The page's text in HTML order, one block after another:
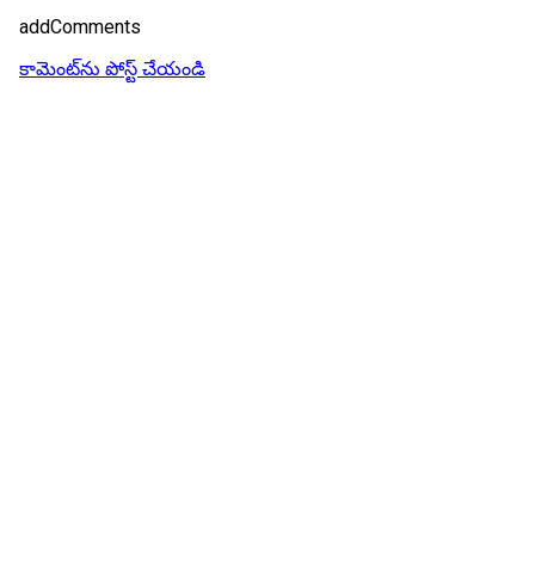
addComments
కామెంట్‌ను పోస్ట్ చేయండి